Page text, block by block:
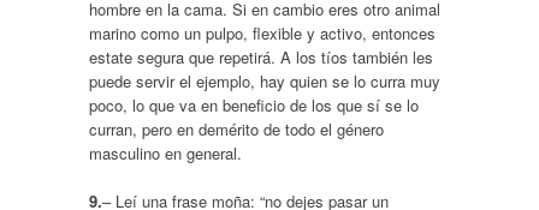
hombre en la cama. Si en cambio eres otro animal
marino como un pulpo, flexible y activo, entonces
estate segura que repetirá. A los tíos también les
puede servir el ejemplo, hay quien se lo curra muy
poco, lo que va en beneficio de los que sí se lo
curran, pero en demérito de todo el género
masculino en general.
9.– Leí una frase moña: “no dejes pasar un